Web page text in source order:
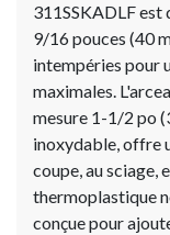
311SSKADLF est
9/16 pouces (40
intempéries pour
maximales.
mesure 1-1/2 po
inoxydable, offre
coupe, au sciage,
thermoplastique
conçue pour